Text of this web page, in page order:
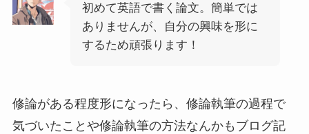
初めて英語で書く論文。簡単では
ありませんが、自分の興味を形に
するため頑張ります！
修論がある程度形になったら、修論執筆の過程で
気づいたことや修論執筆の方法なんかもブログ記